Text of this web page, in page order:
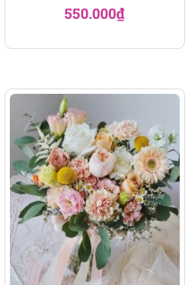
550.000₫